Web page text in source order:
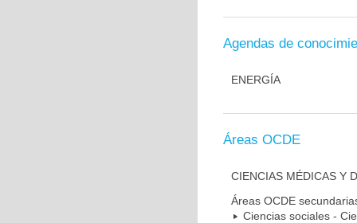
Agendas de
ENERGÍA
Áreas OCDE
CIENCIAS MÉDICAS Y
Áreas OCDE
Ciencias sociales -